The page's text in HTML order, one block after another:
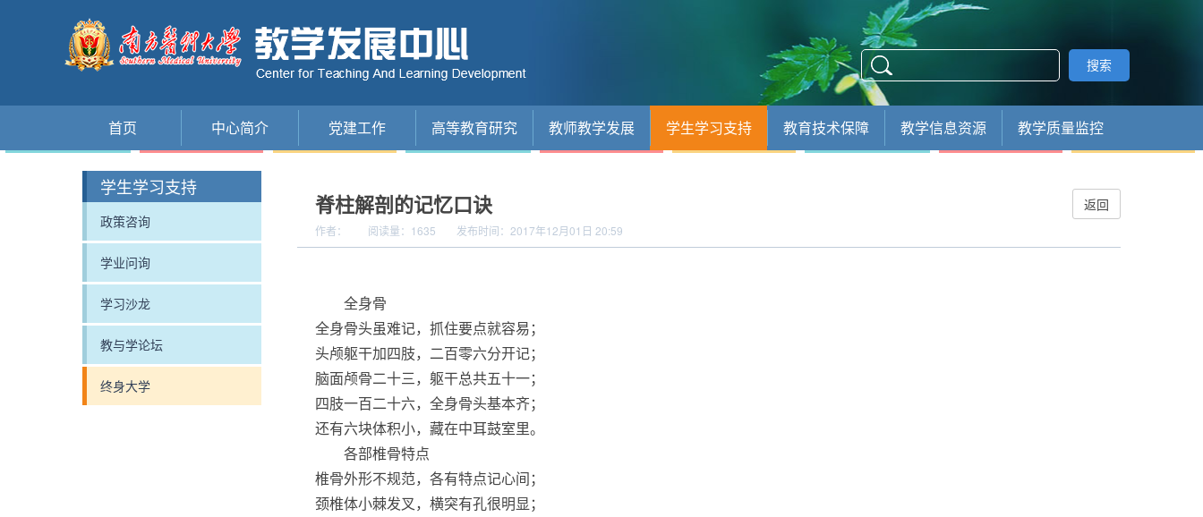
搜索
首页 中心简介 党建工作 高等教育研究 教师教学发展 学生学习支持 教育技术保障 教学信息资源 教学质量监控
学生学习支持
政策咨询
学业问询
学习沙龙
教与学论坛
终身大学
脊柱解剖的记忆口诀
作者： 阅读量： 1635 发布时间：2017年12月01日 20:59
返回
全身骨
全身骨头虽难记，抓住要点就容易；
头颅躯干加四肢，二百零六分开记；
脑面颅骨二十三，躯干总共五十一；
四肢一百二十六，全身骨头基本齐；
还有六块体积小，藏在中耳鼓室里。
各部椎骨特点
椎骨外形不规范，各有特点记心间；
颈椎体小棘发叉，横突有孔很明显；